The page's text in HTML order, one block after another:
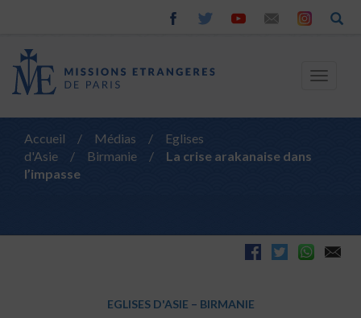
Toggle
Accueil / Médias /
Eglises
d'Asie
/ Birmanie /
La crise arakanaise dans
l’impasse
EGLISES D'ASIE – BIRMANIE